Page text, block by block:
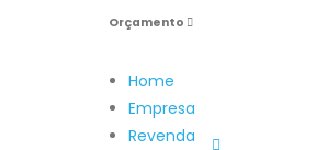
Orçamento
Home
Empresa
Revenda